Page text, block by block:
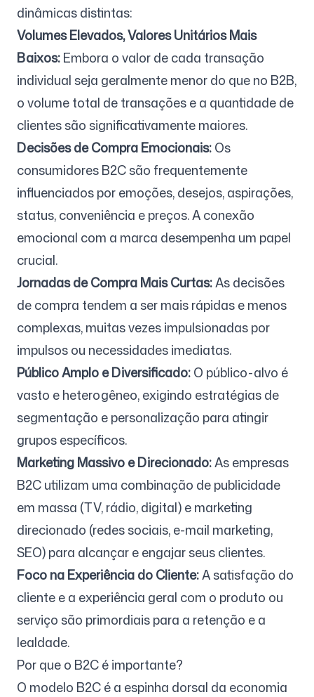
Contato
Entrar Cadastrar-se
Siga-nos
dinâmicas distintas:
Volumes Elevados, Valores Unitários Mais
Baixos:Embora o valor de cada transação
individual seja geralmente menor do que no B2B,
o volume total de transações e a quantidade de
clientes são significativamente maiores.
Decisões de Compra Emocionais:Os
consumidores B2C são frequentemente
influenciados por emoções, desejos, aspirações,
status, conveniência e preços. A conexão
emocional com a marca desempenha um papel
crucial.
Jornadas de Compra Mais Curtas:As decisões
de compra tendem a ser mais rápidas e menos
complexas, muitas vezes impulsionadas por
impulsos ou necessidades imediatas.
Público Amplo e Diversificado:O público-alvo é
vasto e heterogêneo, exigindo estratégias de
segmentação e personalização para atingir
grupos específicos.
Marketing Massivo e Direcionado:As empresas
B2C utilizam uma combinação de publicidade
em massa (TV, rádio, digital) e marketing
direcionado (redes sociais, e-mail marketing,
SEO) para alcançar e engajar seus clientes.
Foco na Experiência do Cliente:A satisfação do
cliente e a experiência geral com o produto ou
serviço são primordiais para a retenção e a
lealdade.
Por que o B2C é importante?
O modelo B2C é a espinha dorsal da economia